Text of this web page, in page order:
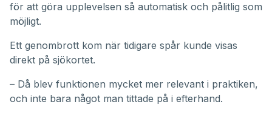
för att göra upplevelsen så automatisk och pålitlig som
möjligt.
Ett genombrott kom när tidigare spår kunde visas
direkt på sjökortet.
– Då blev funktionen mycket mer relevant i praktiken,
och inte bara något man tittade på i efterhand.